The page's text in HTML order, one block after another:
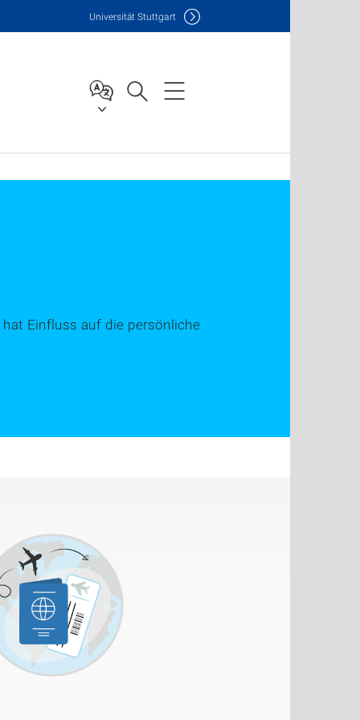
Universität Stuttgart
Einfluss auf die persönliche